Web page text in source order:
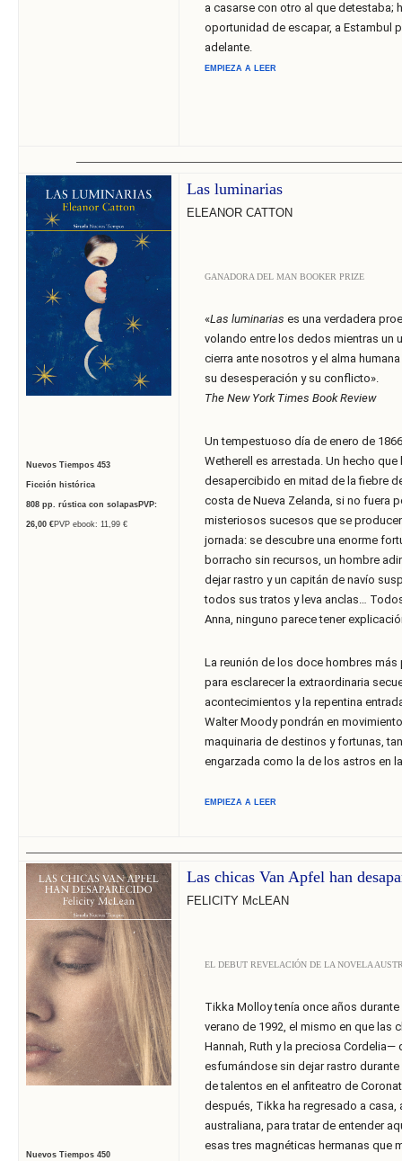
a casarse con otro al que detestaba;
oportunidad de escapar, a Estambul
adelante.
EMPIEZA A LEER
Nuevos Tiempos 453
Ficción histórica
808 pp. rústica con solapas PVP:
26,00 €PVP ebook: 11,99 €
Las luminarias
ELEANOR CATTON
GANADORA DEL MAN BOOKER PRIZE
«Las luminarias es una verdadera
volando entre los dedos mientras un
cierra ante nosotros y el alma
su desesperación y su conflicto».
The New York Times Book Review
Un tempestuoso día de enero de
Wetherell es arrestada. Un hecho
desapercibido en mitad de la fiebre
costa de Nueva Zelanda, si no fuera
misteriosos sucesos que se
jornada: se descubre una enorme
borracho sin recursos, un hombre
dejar rastro y un capitán de navío
todos sus tratos y leva anclas…
Anna, ninguno parece tener
La reunión de los doce hombres
para esclarecer la extraordinaria
acontecimientos y la repentina
Walter Moody pondrán en
maquinaria de destinos y fortunas,
engarzada como la de los astros en
EMPIEZA A LEER
Nuevos Tiempos 450
Las chicas Van Apfel han
FELICITY McLEAN
EL DEBUT REVELACIÓN DE LA NOVELA
Tikka Molloy tenía once años
verano de 1992, el mismo en que las
Hannah, Ruth y la preciosa Cordelia—
esfumándose sin dejar rastro
de talentos en el anfiteatro de
después, Tikka ha regresado a casa,
australiana, para tratar de entender
esas tres magnéticas hermanas que